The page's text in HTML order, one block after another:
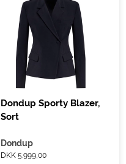
Dondup Sporty Blazer,
Sort
Dondup
DKK 5.999,00